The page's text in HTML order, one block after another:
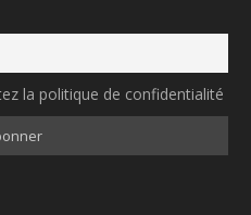
la politique de confidentialité